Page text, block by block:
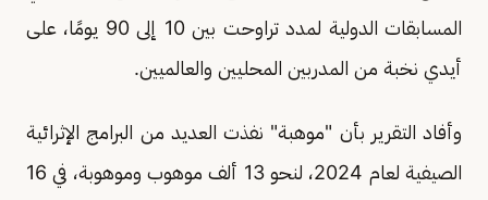
المسابقات الدولية لمدد تراوحت بين 10 إلى 90 يومًا، على
أيدي نخبة من المدربين المحليين والعالميين.
وأفاد التقرير بأن "موهبة" نفذت العديد من البرامج الإثرائية
الصيفية لعام 2024، لنحو 13 ألف موهوب وموهوبة، في 16